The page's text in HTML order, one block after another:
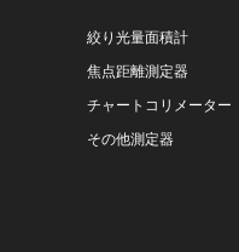
絞り光量面積計
焦点距離測定器
チャートコリメーター
その他測定器